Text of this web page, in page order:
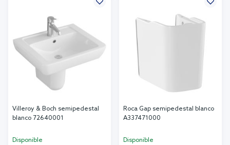
Villeroy & Boch semipedestal
blanco 72640001
Disponible
Roca Gap semipedestal blanco
A337471000
Disponible